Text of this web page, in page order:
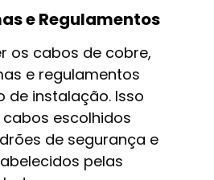
e Regulamentos
os cabos de cobre,
e regulamentos
de instalação. Isso
escolhidos
de segurança e
pelas